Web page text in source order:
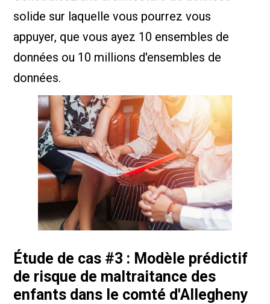
solide sur laquelle vous pourrez vous
appuyer, que vous ayez 10 ensembles de
données ou 10 millions d'ensembles de
données.
Étude de cas #3 : Modèle prédictif
de risque de maltraitance des
enfants dans le comté d'Allegheny